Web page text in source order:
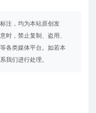
注，均为本站原创发
时，禁止复制、盗用、
各类媒体平台。如若本
我们进行处理。